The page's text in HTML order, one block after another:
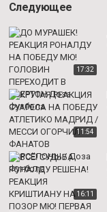
Следующее
17:32
11:54
16:11